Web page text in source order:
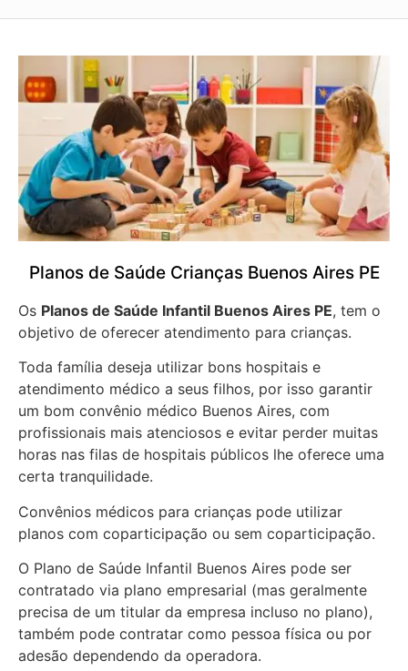
Planos de Saúde Crianças Buenos Aires PE
Os Planos de Saúde Infantil Buenos Aires PE, tem o
objetivo de oferecer atendimento para crianças.
Toda família deseja utilizar bons hospitais e
atendimento médico a seus filhos, por isso garantir
um bom convênio médico Buenos Aires, com
profissionais mais atenciosos e evitar perder muitas
horas nas filas de hospitais públicos lhe oferece uma
certa tranquilidade.
Convênios médicos para crianças pode utilizar
planos com coparticipação ou sem coparticipação.
O Plano de Saúde Infantil Buenos Aires pode ser
contratado via plano empresarial (mas geralmente
precisa de um titular da empresa incluso no plano),
também pode contratar como pessoa física ou por
adesão dependendo da operadora.